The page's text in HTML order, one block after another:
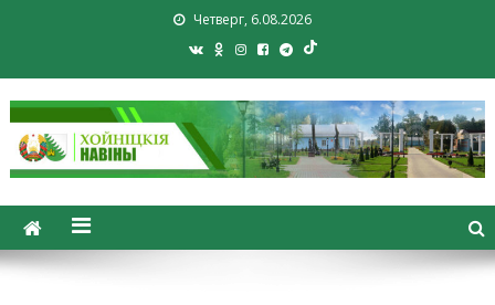
Четверг, 6.08.2026
Хойники. Хойнiцкiя навiны.
Новости Хойник. Районная